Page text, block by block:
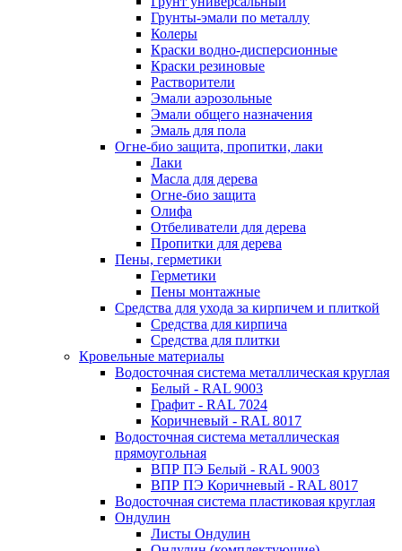
Грунты-эмали по металлу
Колеры
Краски водно-дисперсионные
Краски резиновые
Растворители
Эмали аэрозольные
Эмали общего назначения
Эмаль для пола
Огне-био защита, пропитки, лаки
Лаки
Масла для дерева
Огне-био защита
Олифа
Отбеливатели для дерева
Пропитки для дерева
Пены, герметики
Герметики
Пены монтажные
Средства для ухода за кирпичем и плиткой
Средства для кирпича
Средства для плитки
Кровельные материалы
Водосточная система металлическая круглая
Белый - RAL 9003
Графит - RAL 7024
Коричневый - RAL 8017
Водосточная система металлическая
прямоугольная
ВПР ПЭ Белый - RAL 9003
ВПР ПЭ Коричневый - RAL 8017
Водосточная система пластиковая круглая
Ондулин
Листы Ондулин